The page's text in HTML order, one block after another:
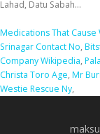
Medications That Cause
Srinagar Contact No,
Company Wikipedia,
Christa Toro Age, Mr
Westie Rescue Ny,